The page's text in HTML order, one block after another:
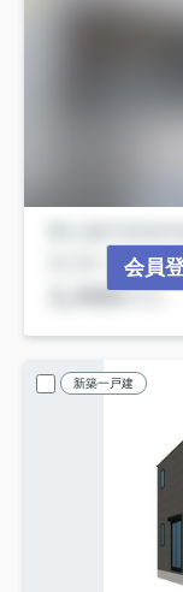
会員
新築一戸建